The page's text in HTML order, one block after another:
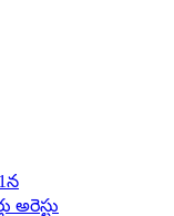
అరెస్టు